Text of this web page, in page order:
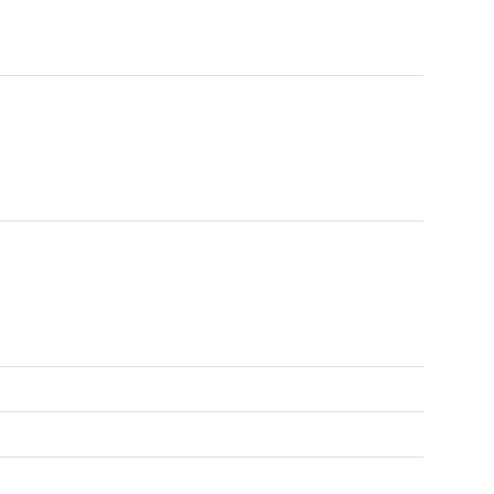
graag voor je klaar om al je vragen te